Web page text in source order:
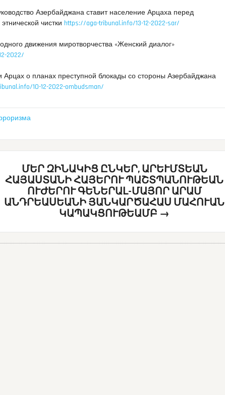
Азербайджана ставит население Арцаха перед
чистки https://aga-tribunal.info/13-12-2022-sar/
движения миротворчества «Женский диалог»
2022/
о планах преступной блокады со стороны Азербайджана
10-12-2022-ombudsman/
ՄԵՐ ԶԻՆԱԿԻՑ ԸՆԿԵՐ, ԱՐԵՒՄՏԵԱՆ
ՀԱՅԱՍՏԱՆԻ ՀԱՅԵՐՈՒ ՊԱՇՏՊԱՆՈՒԹԵԱՆ
ՈՒԺԵՐՈՒ ԳԵՆԵՐԱԼ-ՄԱՅՈՐ ԱՐԱՄ
ԱՆԴՐԵԱՍԵԱՆԻ ՅԱՆԿԱՐԾԱՀԱՍ ՄԱՀՈՒԱՆ
ԿԱՊԱԿՑՈՒԹԵԱՄԲ →